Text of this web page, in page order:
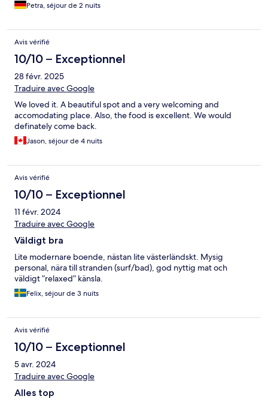
Petra, séjour de 2 nuits
Avis vérifié
10/10 – Exceptionnel
28 févr. 2025
Traduire avec Google
We loved it. A beautiful spot and a very welcoming and
accomodating place. Also, the food is excellent. We would
definately come back.
Jason, séjour de 4 nuits
Avis vérifié
10/10 – Exceptionnel
11 févr. 2024
Traduire avec Google
Väldigt bra
Lite modernare boende, nästan lite västerländskt. Mysig
personal, nära till stranden (surf/bad), god nyttig mat och
väldigt ”relaxed” känsla.
Felix, séjour de 3 nuits
Avis vérifié
10/10 – Exceptionnel
5 avr. 2024
Traduire avec Google
Alles top